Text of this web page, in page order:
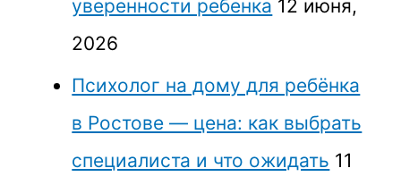
уверенности ребенка 12 июня,
2026
Психолог на дому для ребёнка
в Ростове — цена: как выбрать
специалиста и что ожидать 11